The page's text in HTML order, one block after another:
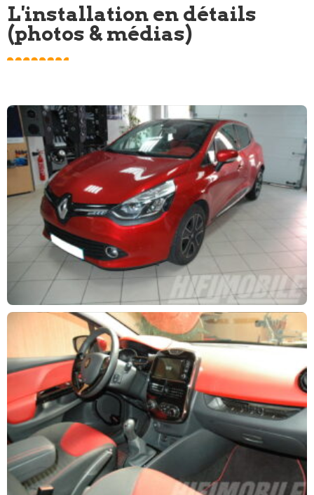
L'installation en détails
(photos & médias)